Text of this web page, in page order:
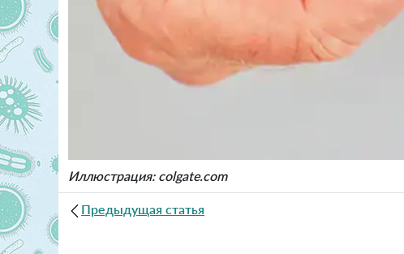
Иллюстрация: colgate.com
Предыдущая статья